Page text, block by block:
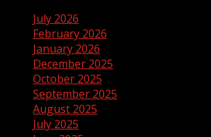
July 2026
February 2026
January 2026
December 2025
October 2025
September 2025
August 2025
July 2025